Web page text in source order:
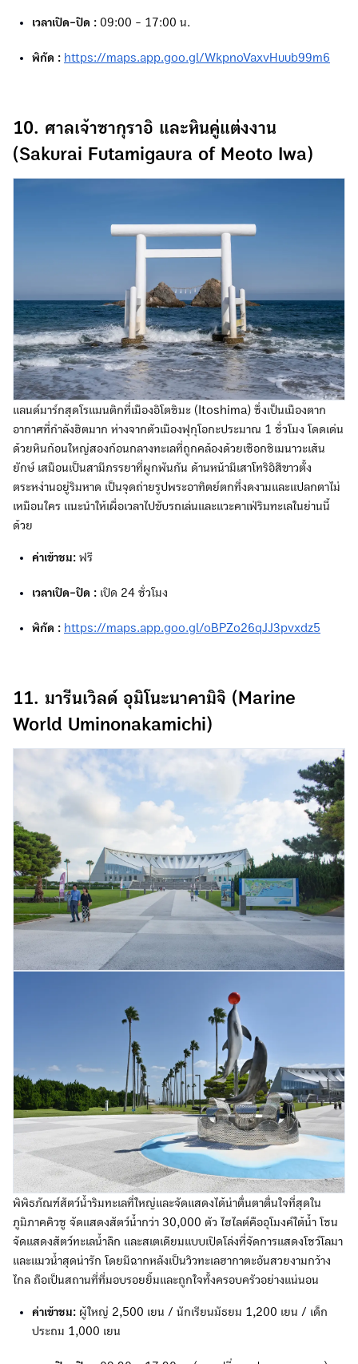
เวลาเปิด-ปิด : 09:00 - 17:00 น.
พิกัด : https://maps.app.goo.gl/WkpnoVaxvHuub99m6
10. ศาลเจ้าซากุราอิ และหินคู่แต่งงาน
(Sakurai Futamigaura of Meoto Iwa)
แลนด์มาร์กสุดโรแมนติกที่เมืองอิโตชิมะ (Itoshima) ซึ่งเป็นเมืองตาก
อากาศที่กำลังฮิตมาก ห่างจากตัวเมืองฟุกุโอกะประมาณ 1 ชั่วโมง โดดเด่น
ด้วยหินก้อนใหญ่สองก้อนกลางทะเลที่ถูกคล้องด้วยเชือกชิเมนาวะเส้น
ยักษ์ เสมือนเป็นสามีภรรยาที่ผูกพันกัน ด้านหน้ามีเสาโทริอิสีขาวตั้ง
ตระหง่านอยู่ริมหาด เป็นจุดถ่ายรูปพระอาทิตย์ตกที่งดงามและแปลกตาไม่
เหมือนใคร แนะนำให้เผื่อเวลาไปขับรถเล่นและแวะคาเฟ่ริมทะเลในย่านนี้
ด้วย
ค่าเข้าชม: ฟรี
เวลาเปิด-ปิด : เปิด 24 ชั่วโมง
พิกัด : https://maps.app.goo.gl/oBPZo26qJJ3pvxdz5
11. มารีนเวิลด์ อุมิโนะนาคามิจิ (Marine
World Uminonakamichi)
พิพิธภัณฑ์สัตว์น้ำริมทะเลที่ใหญ่และจัดแสดงได้น่าตื่นตาตื่นใจที่สุดใน
ภูมิภาคคิวชู จัดแสดงสัตว์น้ำกว่า 30,000 ตัว ไฮไลต์คืออุโมงค์ใต้น้ำ โซน
จัดแสดงสัตว์ทะเลน้ำลึก และสเตเดียมแบบเปิดโล่งที่จัดการแสดงโชว์โลมา
และแมวน้ำสุดน่ารัก โดยมีฉากหลังเป็นวิวทะเลฮากาตะอันสวยงามกว้าง
ไกล ถือเป็นสถานที่ที่มอบรอยยิ้มและถูกใจทั้งครอบครัวอย่างแน่นอน
ค่าเข้าชม: ผู้ใหญ่ 2,500 เยน / นักเรียนมัธยม 1,200 เยน / เด็ก
ประถม 1,000 เยน